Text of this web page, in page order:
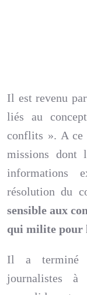
Il est revenu
liés au
conflits ». A ce
missions dont
informations
résolution du
sensible aux
qui milite pour
Il a terminé
journalistes